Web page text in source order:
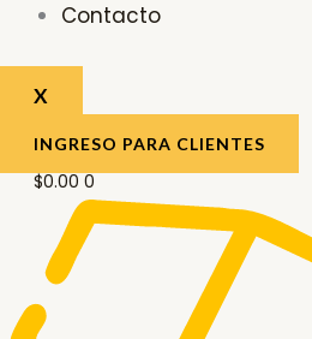
Contacto
X
INGRESO PARA CLIENTES
$0.00 0